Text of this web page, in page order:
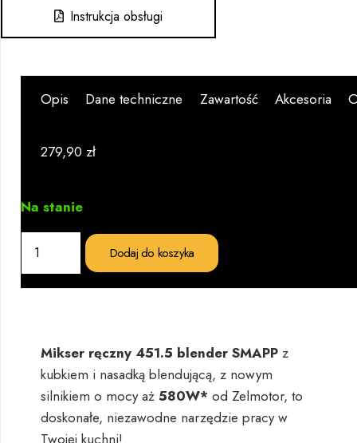
Instrukcja obsługi
Opis Dane techniczne Zawartość Akcesoria
279,90 zł
Na stanie
Mikser
ręczny
SMAPP
Dodaj do koszyka
Mikser ręczny 451.5 blender SMAPP z
kubkiem i nasadką blendującą, z nowym
silnikiem o mocy aż 580W* od Zelmotor, to
doskonałe, niezawodne narzędzie pracy w
Twojej kuchni!